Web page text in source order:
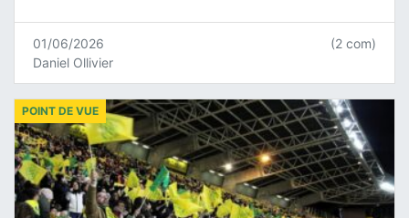
01/06/2026
Daniel Ollivier
(2 com)
POINT DE VUE